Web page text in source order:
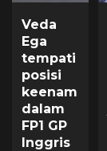
Veda
Ega
tempati
posisi
keenam
dalam
FP1 GP
Inggris